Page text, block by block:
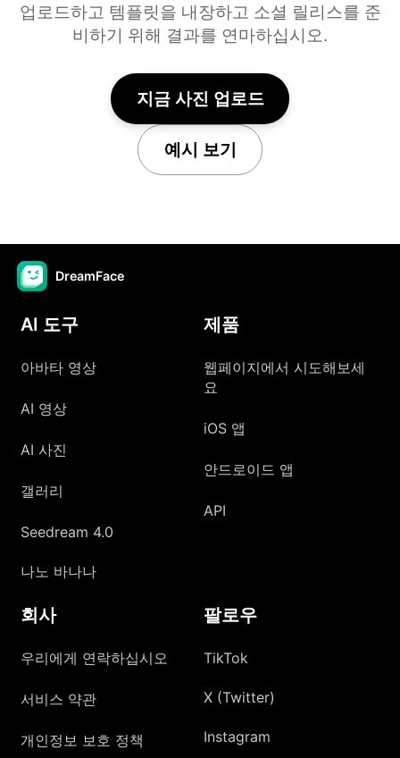
업로드하고 템플릿을 내장하고 소셜 릴리스를 준
비하기 위해 결과를 연마하십시오.
지금 사진 업로드
예시 보기
DreamFace
AI 도구
아바타 영상
AI 영상
AI 사진
갤러리
Seedream 4.0
나노 바나나
제품
웹페이지에서 시도해보세
요
iOS 앱
안드로이드 앱
API
회사
우리에게 연락하십시오
서비스 약관
개인정보 보호 정책
팔로우
TikTok
X (Twitter)
Instagram